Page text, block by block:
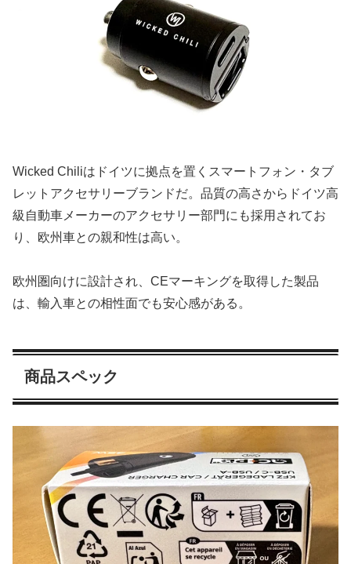
Wicked Chiliはドイツに拠点を置くスマートフォン・タブ
レットアクセサリーブランドだ。品質の高さからドイツ高
級自動車メーカーのアクセサリー部門にも採用されてお
り、欧州車との親和性は高い。
欧州圏向けに設計され、CEマーキングを取得した製品
は、輸入車との相性面でも安心感がある。
商品スペック